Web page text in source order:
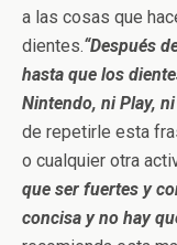
a las cosas que
dientes.“Después
hasta que los
Nintendo, ni Play,
de repetirle esta
o cualquier otra
que ser fuertes y
concisa y no hay